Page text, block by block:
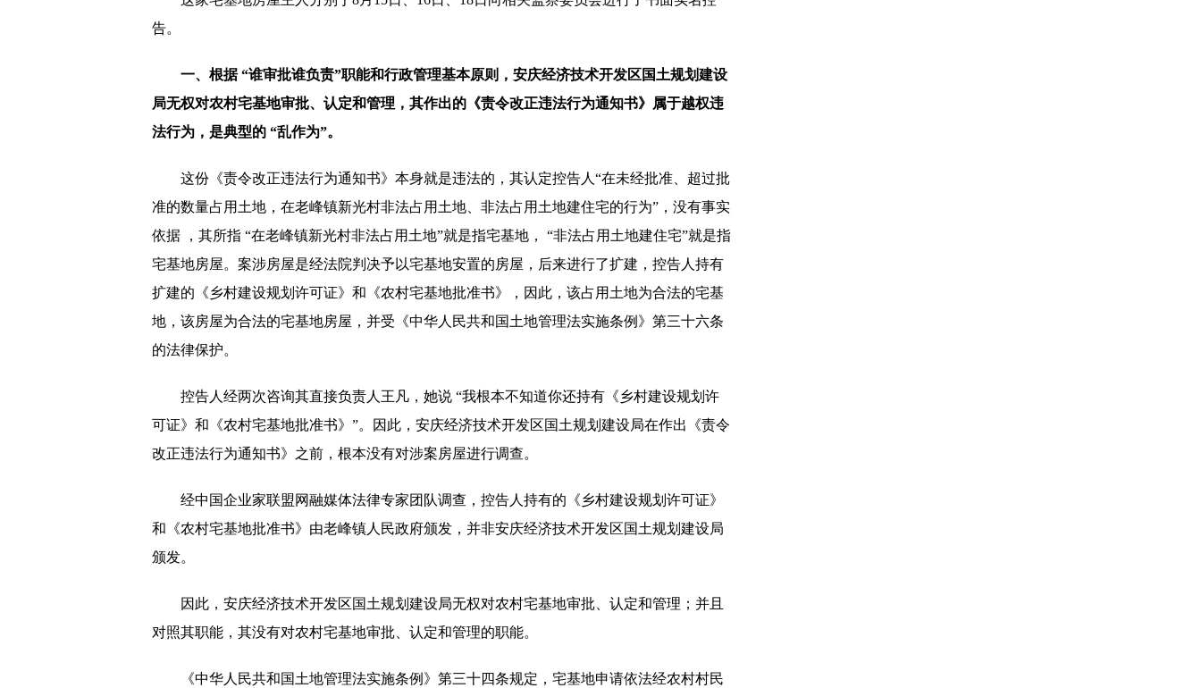
告。
一、根据 “谁审批谁负责”职能和行政管理基本原则，安庆经济技术开发区国土规划建设
局无权对农村宅基地审批、认定和管理，其作出的《责令改正违法行为通知书》属于越权违
法行为，是典型的 “乱作为”。
这份《责令改正违法行为通知书》本身就是违法的，其认定控告人“在未经批准、超过批
准的数量占用土地，在老峰镇新光村非法占用土地、非法占用土地建住宅的行为”，没有事实
依据 ，其所指 “在老峰镇新光村非法占用土地”就是指宅基地， “非法占用土地建住宅”就是指
宅基地房屋。案涉房屋是经法院判决予以宅基地安置的房屋，后来进行了扩建，控告人持有
扩建的《乡村建设规划许可证》和《农村宅基地批准书》，因此，该占用土地为合法的宅基
地，该房屋为合法的宅基地房屋，并受《中华人民共和国土地管理法实施条例》第三十六条
的法律保护。
控告人经两次咨询其直接负责人王凡，她说 “我根本不知道你还持有《乡村建设规划许
可证》和《农村宅基地批准书》”。因此，安庆经济技术开发区国土规划建设局在作出《责令
改正违法行为通知书》之前，根本没有对涉案房屋进行调查。
经中国企业家联盟网融媒体法律专家团队调查，控告人持有的《乡村建设规划许可证》
和《农村宅基地批准书》由老峰镇人民政府颁发，并非安庆经济技术开发区国土规划建设局
颁发。
因此，安庆经济技术开发区国土规划建设局无权对农村宅基地审批、认定和管理；并且
对照其职能，其没有对农村宅基地审批、认定和管理的职能。
《中华人民共和国土地管理法实施条例》第三十四条规定，宅基地申请依法经农村村民